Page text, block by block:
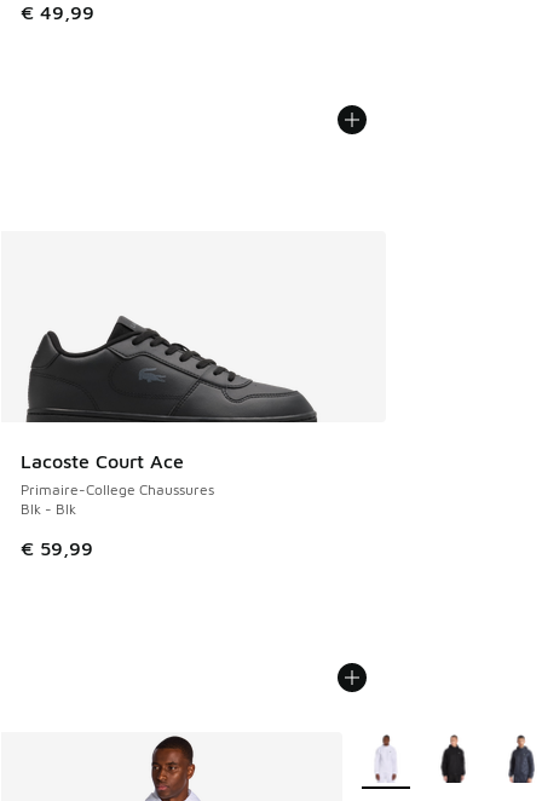
€ 49,99
Lacoste Court Ace
Primaire-College Chaussures
Blk - Blk
€ 59,99
Plus de couleurs